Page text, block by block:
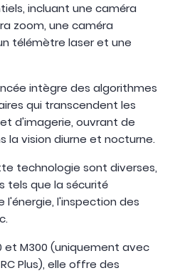
incluant une caméra
zoom, une caméra
télémètre laser et une
intègre des algorithmes
qui transcendent les
d'imagerie, ouvrant de
la vision diurne et nocturne.
technologie sont diverses,
tels que la sécurité
l'énergie, l'inspection des
M300 (uniquement avec
Plus), elle offre des